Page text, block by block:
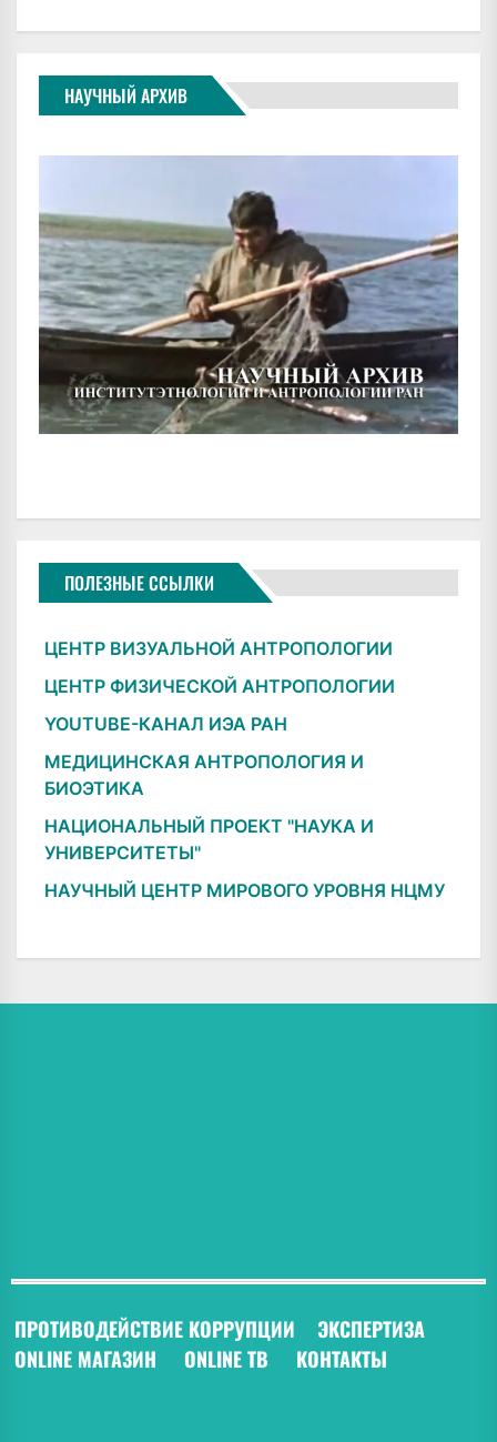
НАУЧНЫЙ АРХИВ
ПОЛЕЗНЫЕ ССЫЛКИ
ЦЕНТР ВИЗУАЛЬНОЙ АНТРОПОЛОГИИ
ЦЕНТР ФИЗИЧЕСКОЙ АНТРОПОЛОГИИ
YOUTUBE-КАНАЛ ИЭА РАН
МЕДИЦИНСКАЯ АНТРОПОЛОГИЯ И
БИОЭТИКА
НАЦИОНАЛЬНЫЙ ПРОЕКТ "НАУКА И
УНИВЕРСИТЕТЫ"
НАУЧНЫЙ ЦЕНТР МИРОВОГО УРОВНЯ НЦМУ
ПРОТИВОДЕЙСТВИЕ КОРРУПЦИИ ЭКСПЕРТИЗА
ONLINE МАГАЗИН
ONLINE ТВ КОНТАКТЫ